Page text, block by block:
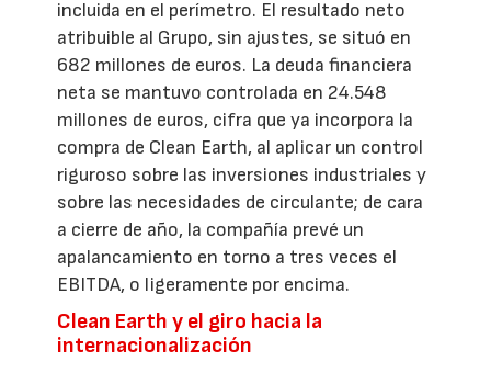
incluida en el perímetro. El resultado neto
atribuible al Grupo, sin ajustes, se situó en
682 millones de euros. La deuda financiera
neta se mantuvo controlada en 24.548
millones de euros, cifra que ya incorpora la
compra de Clean Earth, al aplicar un control
riguroso sobre las inversiones industriales y
sobre las necesidades de circulante; de cara
a cierre de año, la compañía prevé un
apalancamiento en torno a tres veces el
EBITDA, o ligeramente por encima.
Clean Earth y el giro hacia la
internacionalización